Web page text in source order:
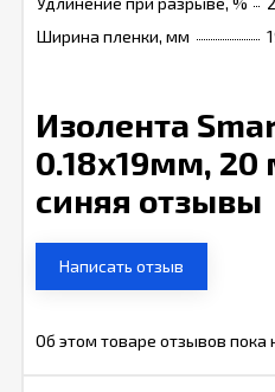
Ширина пленки, мм
Изолента
0.18х19мм, 20
синяя отзывы
Написать отзыв
Об этом товаре отзывов пока